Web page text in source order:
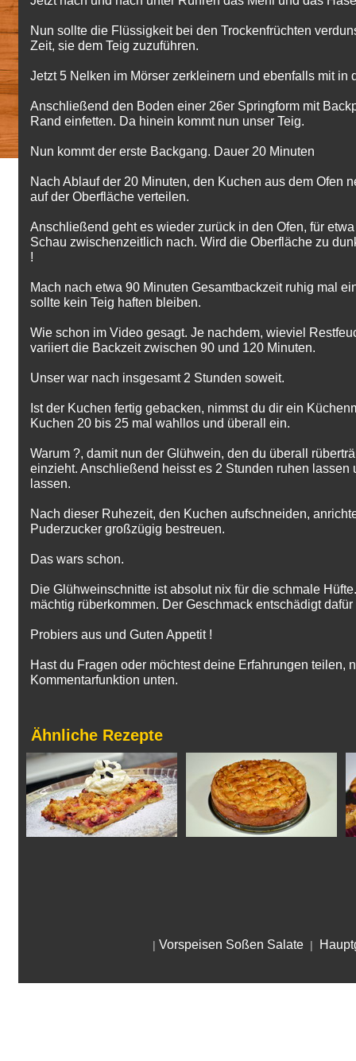
Nun sollte die Flüssigkeit bei den Trockenfrüchten
Zeit, sie dem Teig zuzuführen.
Jetzt 5 Nelken im Mörser zerkleinern und ebenfalls mit in
Anschließend den Boden einer 26er Springform mit
Rand einfetten. Da hinein kommt nun unser Teig.
Nun kommt der erste Backgang. Dauer 20 Minuten
Nach Ablauf der 20 Minuten, den Kuchen aus dem Ofen
auf der Oberfläche verteilen.
Anschließend geht es wieder zurück in den Ofen, für
Schau zwischenzeitlich nach. Wird die Oberfläche zu
!
Mach nach etwa 90 Minuten Gesamtbackzeit ruhig mal
sollte kein Teig haften bleiben.
Wie schon im Video gesagt. Je nachdem, wieviel
variiert die Backzeit zwischen 90 und 120 Minuten.
Unser war nach insgesamt 2 Stunden soweit.
Ist der Kuchen fertig gebacken, nimmst du dir ein
Kuchen 20 bis 25 mal wahllos und überall ein.
Warum ?, damit nun der Glühwein, den du überall
einzieht. Anschließend heisst es 2 Stunden ruhen lassen
lassen.
Nach dieser Ruhezeit, den Kuchen aufschneiden,
Puderzucker großzügig bestreuen.
Das wars schon.
Die Glühweinschnitte ist absolut nix für die schmale
mächtig rüberkommen. Der Geschmack entschädigt
Probiers aus und Guten Appetit !
Hast du Fragen oder möchtest deine Erfahrungen teilen,
Kommentarfunktion unten.
Ähnliche Rezepte
| Vorspeisen Soßen Salate|